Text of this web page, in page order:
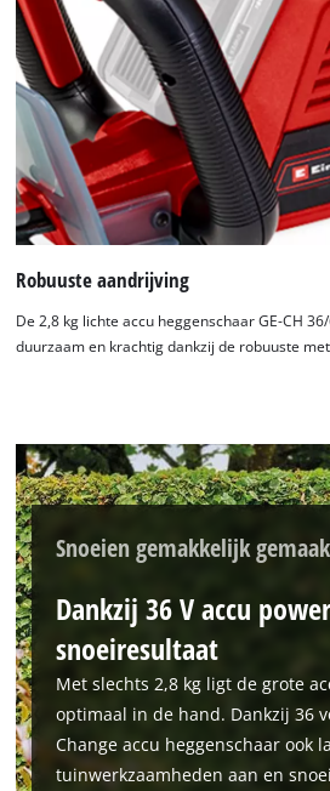
We hebben uw
de Google
This content is not
to trackers that are
the site with their
to the list of
Robuuste aandrijving
De 2,8 kg lichte accu heggenschaar GE-CH
duurzaam en krachtig dankzij de robuuste
Snoeien gemakkelijk
Dankzij 36 V accu
snoeiresultaat
Met slechts 2,8 kg ligt de grote
optimaal in de hand. Dankzij 36
Change accu heggenschaar ook
tuinwerkzaamheden aan en